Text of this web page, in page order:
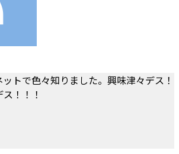
トで色々知りました。興味津々デス！
！！！